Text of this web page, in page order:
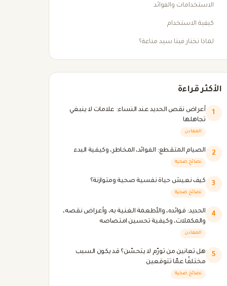
الاستخدامات والفوائد
كيفية الاستخدام
لماذا تختار فيتا سيد مناعة؟
الأكثر قراءة
1
أعراض نقص الحديد عند النساء: علامات لا ينبغي
تجاهلها
المعادن
2 الصيام المتقطع: الفوائد، المخاطر، وكيفية البدء
نصائح صحية
3 كيف نعيش حياة نفسية صحية ومتوازنة؟
نصائح صحية
4
الحديد: فوائده، والأطعمة الغنية به، وأعراض نقصه،
والمكملات، وكيفية تحسين امتصاصه
المعادن
5
هل تعانين من تورّم لا يتحسّن؟ قد يكون السبب
مختلفًا عمّا تتوقعين
نصائح صحية